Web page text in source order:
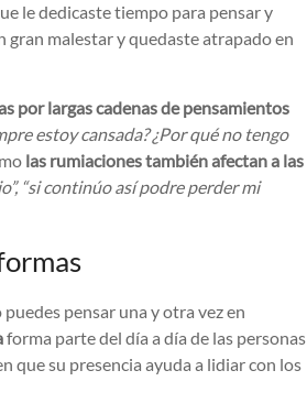
le dedicaste tiempo para pensar y
malestar y quedaste atrapado en
por largas cadenas de pensamientos
estoy cansada? ¿Por qué no tengo
las rumiaciones también afectan a las
“si continúo así podre perder mi
pensar una y otra vez en
forma parte del día a día de las personas
que su presencia ayuda a lidiar con los